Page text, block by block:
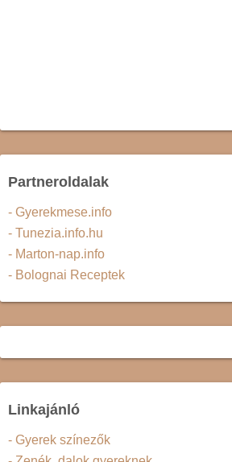
Partneroldalak
- Gyerekmese.info
- Tunezia.info.hu
- Marton-nap.info
- Bolognai Receptek
Linkajánló
- Gyerek színezők